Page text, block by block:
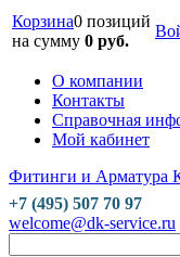
Корзина0 позиций
на сумму 0 руб.
О компании
Контакты
Справочная
Мой кабинет
Фитинги и Арматура
+7 (495) 507 70 97
welcome@dk-service.ru